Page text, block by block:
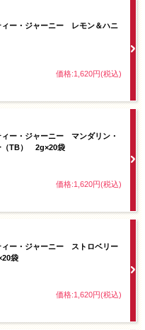
ー・ジャーニー レモン＆ハニ
価格:1,620円(税込)
ー・ジャーニー マンダリン・
（TB） 2g×20袋
価格:1,620円(税込)
ー・ジャーニー ストロベリー
袋
価格:1,620円(税込)